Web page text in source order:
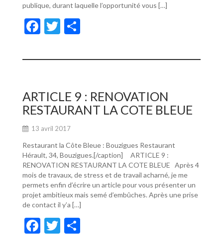
publique, durant laquelle l’opportunité vous […]
F
e
o
o
k
T
itt ta
er
ARTICLE 9 : RENOVATION
RESTAURANT LA COTE BLEUE
13 avril 2017
Restaurant la Côte Bleue : Bouzigues Restaurant
Hérault, 34, Bouzigues.[/caption] ARTICLE 9 :
RENOVATION RESTAURANT LA COTE BLEUE Après 4
mois de travaux, de stress et de travail acharné, je me
permets enfin d’écrire un article pour vous présenter un
projet ambitieux mais semé d’embûches. Après une prise
de contact il y’a […]
F
T